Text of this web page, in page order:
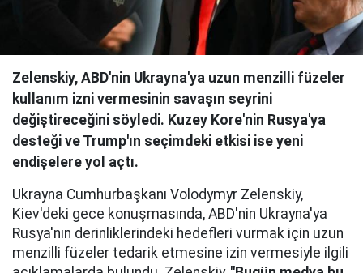
Zelenskiy, ABD'nin Ukrayna'ya uzun menzilli füzeler
kullanım izni vermesinin savaşın seyrini
değiştireceğini söyledi. Kuzey Kore'nin Rusya'ya
desteği ve Trump'ın seçimdeki etkisi ise yeni
endişelere yol açtı.
Ukrayna Cumhurbaşkanı Volodymyr Zelenskiy,
Kiev'deki gece konuşmasında, ABD'nin Ukrayna'ya
Rusya'nın derinliklerindeki hedefleri vurmak için uzun
menzilli füzeler tedarik etmesine izin vermesiyle ilgili